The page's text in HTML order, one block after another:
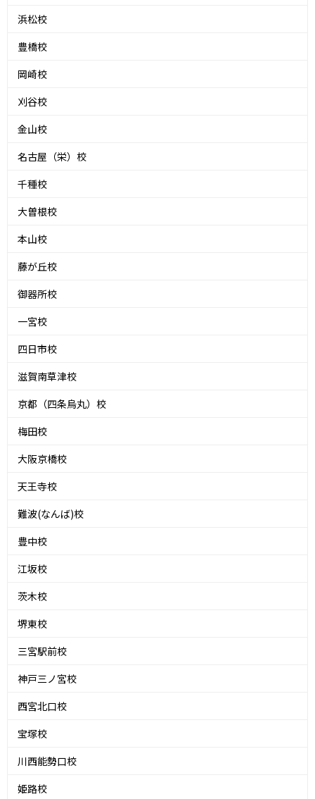
浜松校
豊橋校
岡崎校
刈谷校
金山校
名古屋（栄）校
千種校
大曽根校
本山校
藤が丘校
御器所校
一宮校
四日市校
滋賀南草津校
京都（四条烏丸）校
梅田校
大阪京橋校
天王寺校
難波(なんば)校
豊中校
江坂校
茨木校
堺東校
三宮駅前校
神戸三ノ宮校
西宮北口校
宝塚校
川西能勢口校
姫路校